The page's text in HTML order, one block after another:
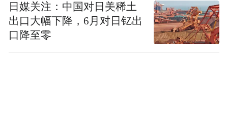
日媒关注：中国对日美稀土
出口大幅下降，6月对日钇出
口降至零